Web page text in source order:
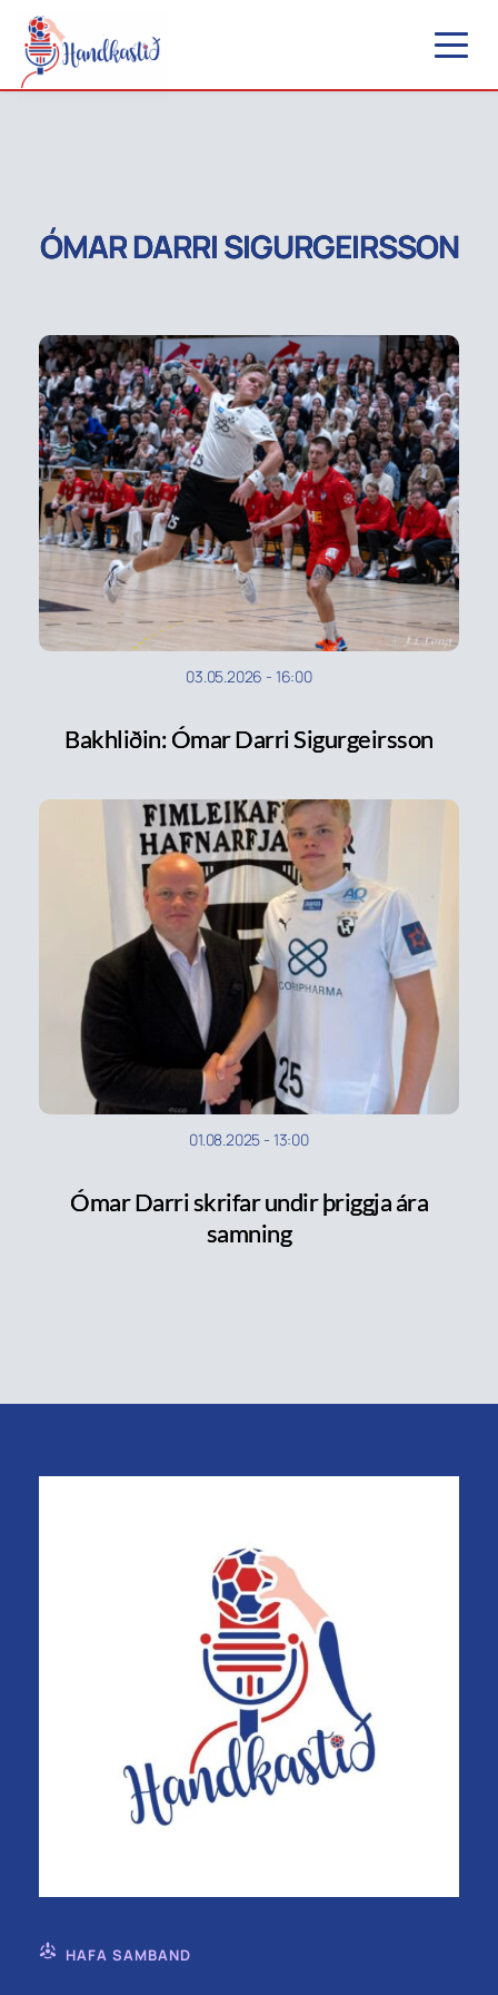
ÓMAR DARRI SIGURGEIRSSON
03.05.2026 - 16:00
Bakhliðin: Ómar Darri Sigurgeirsson
01.08.2025 - 13:00
Ómar Darri skrifar undir þriggja ára
samning
HAFA SAMBAND